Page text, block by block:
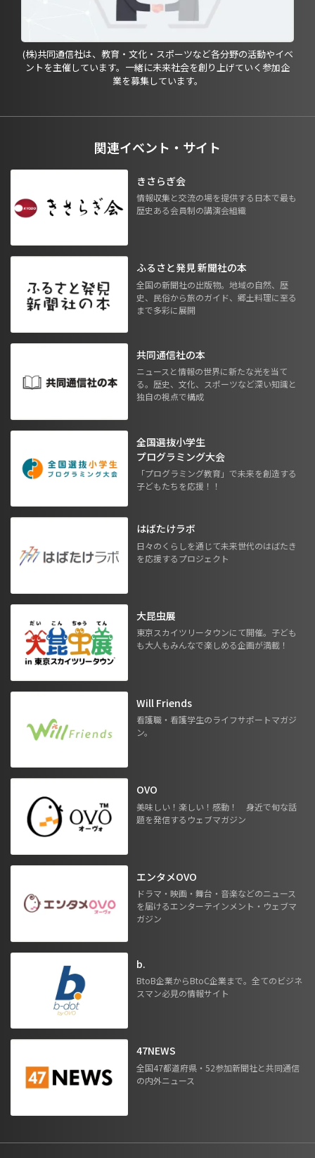
(株)共同通信社は、教育・文化・スポーツなど各分野の活動やイベ
ントを主催しています。一緒に未来社会を創り上げていく参加企
業を募集しています。
関連イベント・サイト
きさらぎ会
情報収集と交流の場を提供する日本で最も
歴史ある会員制の講演会組織
ふるさと発見 新聞社の本
全国の新聞社の出版物。地域の自然、歴
史、民俗から旅のガイド、郷土料理に至る
まで多彩に展開
共同通信社の本
ニュースと情報の世界に新たな光を当て
る。歴史、文化、スポーツなど深い知識と
独自の視点で構成
全国選抜小学生
プログラミング大会
「プログラミング教育」で未来を創造する
子どもたちを応援！！
はばたけラボ
日々のくらしを通じて未来世代のはばたき
を応援するプロジェクト
大昆虫展
東京スカイツリータウンにて開催。子ども
も大人もみんなで楽しめる企画が満載！
Will Friends
看護職・看護学生のライフサポートマガジ
ン。
OVO
美味しい！楽しい！感動！ 身近で旬な話
題を発信するウェブマガジン
エンタメOVO
ドラマ・映画・舞台・音楽などのニュース
を届けるエンターテインメント・ウェブマ
ガジン
b.
BtoB企業からBtoC企業まで。全てのビジネ
スマン必見の情報サイト
47NEWS
全国47都道府県・52参加新聞社と共同通信
の内外ニュース